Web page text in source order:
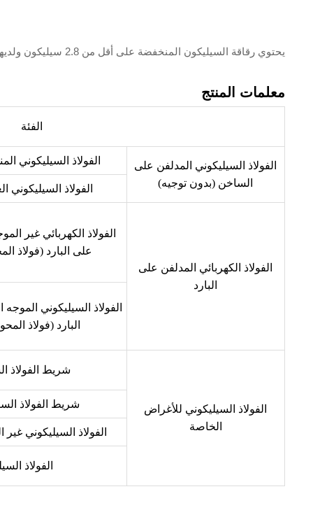
يحتوي رقاقة السيليكون المنخفضة على أقل من 2.8 سيليكون ولديها قوة ميكانيكية معينة. يتم استخدامها بشكل أساسي لتصنيع المحركات، وتُعرف بشكل شائع باسم صفائح السيليكون للمحركات.
معلمات المنتج
الفئة
الفولاذ السيليكوني المدلفن على
الساخن (بدون توجيه)
الفولاذ السيليكوني
الفولاذ
الفولاذ الكهربائي المدلفن على
البارد
الفولاذ الكهربائي غير
على البارد (فولاذ
الفولاذ السيليكوني
البارد (فولاذ
الفولاذ السيليكوني للأغراض
الخاصة
شريط الفولاذ
شريط الفولاذ
الفولاذ السيليكوني
الفولاذ